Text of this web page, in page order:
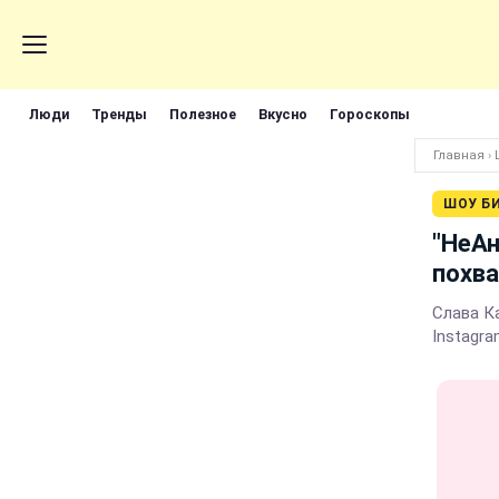
Люди Тренды Полезное Вкусно Гороскопы
Главная ›
ШОУ
Слава